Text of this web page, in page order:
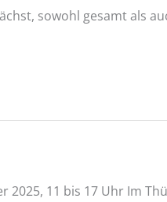
sowohl gesamt als
11 bis 17 Uhr Im